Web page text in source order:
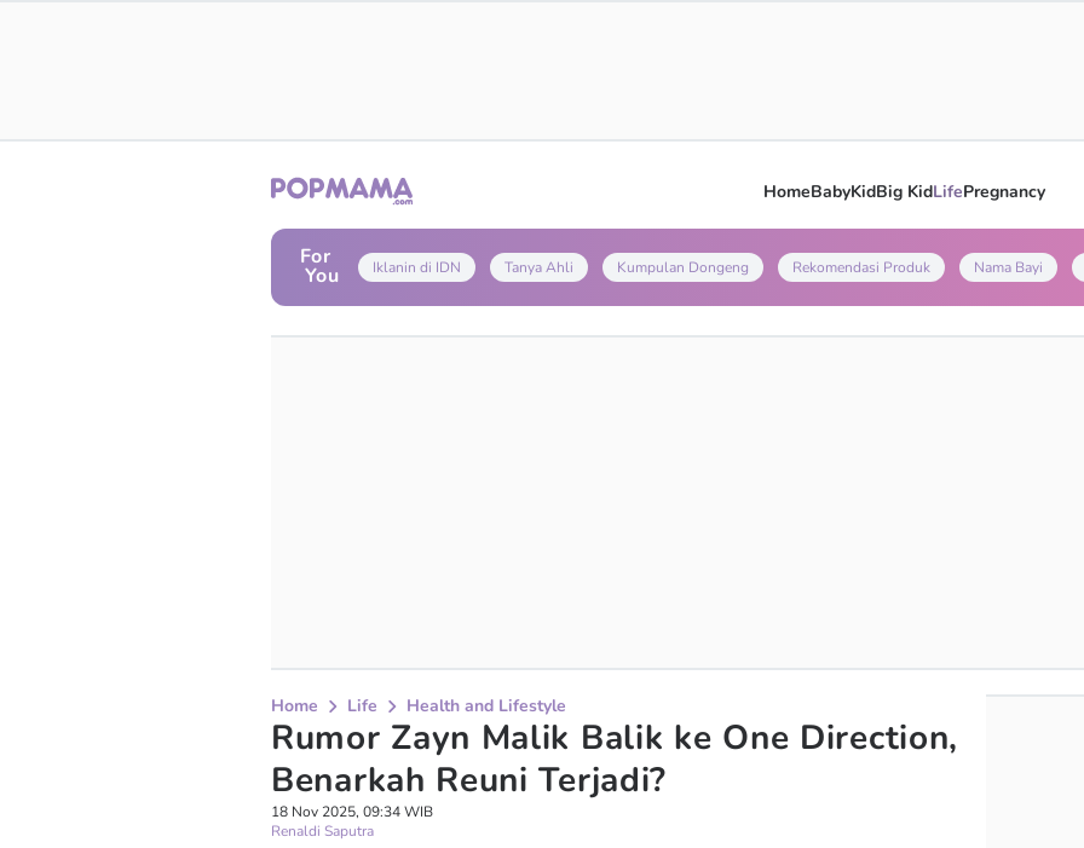
HomeBabyKidBig KidLifePregnancy
For
You Iklanin di IDN Tanya Ahli Kumpulan Dongeng Rekomendasi Produk Nama Bayi
Home Life Health and Lifestyle
Rumor Zayn Malik Balik ke One Direction,
Benarkah Reuni Terjadi?
18 Nov 2025, 09:34 WIB
Renaldi Saputra